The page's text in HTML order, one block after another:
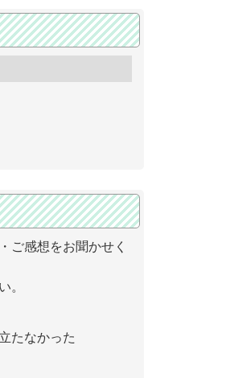
ご感想をお聞かせく
。
たなかった